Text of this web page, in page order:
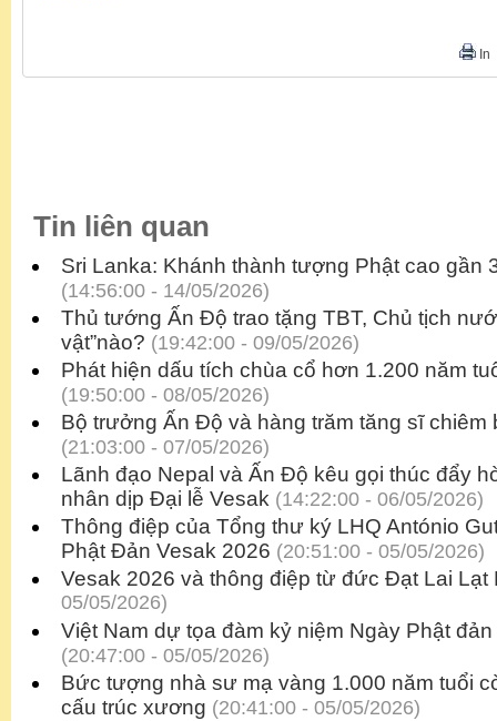
In
Tin liên quan
Sri Lanka: Khánh thành tượng Phật cao gần
(14:56:00 - 14/05/2026)
Thủ tướng Ấn Độ trao tặng TBT, Chủ tịch
vật”nào? (19:42:00 - 09/05/2026)
Phát hiện dấu tích chùa cổ hơn 1.200 năm
(19:50:00 - 08/05/2026)
Bộ trưởng Ấn Độ và hàng trăm tăng sĩ chiêm
(21:03:00 - 07/05/2026)
Lãnh đạo Nepal và Ấn Độ kêu gọi thúc đẩy
nhân dịp Đại lễ Vesak (14:22:00 - 06/05/2026)
Thông điệp của Tổng thư ký LHQ António
Phật Đản Vesak 2026 (20:51:00 - 05/05/2026)
Vesak 2026 và thông điệp từ đức Đạt Lai Lạt
05/05/2026)
Việt Nam dự tọa đàm kỷ niệm Ngày Phật
(20:47:00 - 05/05/2026)
Bức tượng nhà sư mạ vàng 1.000 năm tuổi
cấu trúc xương (20:41:00 - 05/05/2026)